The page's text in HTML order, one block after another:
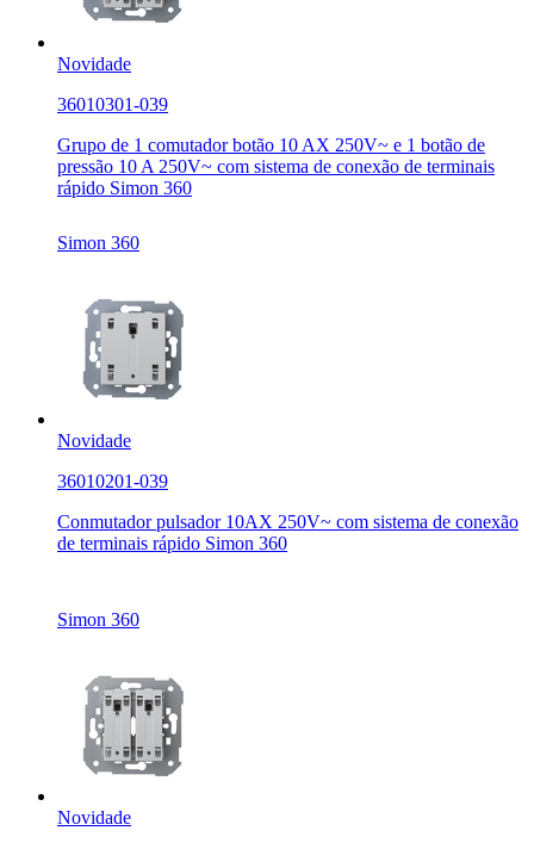
Novidade
36010301-039
Grupo de 1 comutador botão 10 AX 250V~ e 1 botão de
pressão 10 A 250V~ com sistema de conexão de terminais
rápido Simon 360
Simon 360
Novidade
36010201-039
Conmutador pulsador 10AX 250V~ com sistema de conexão
de terminais rápido Simon 360
Simon 360
Novidade